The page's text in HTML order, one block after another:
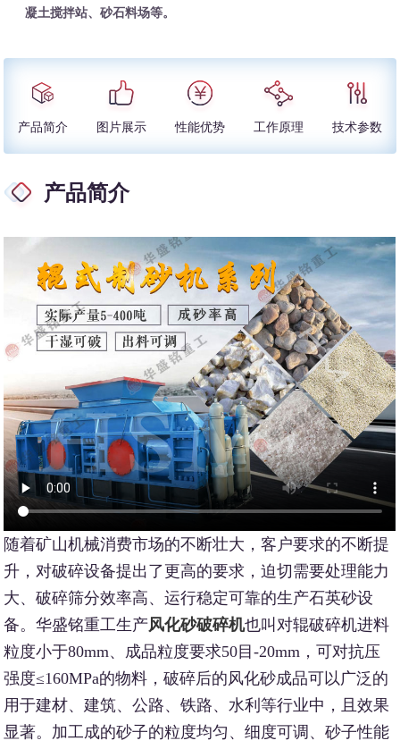
凝土搅拌站、砂石料场等。
产品简介 图片展示 性能优势 工作原理 技术参数
产品简介
随着矿山机械消费市场的不断壮大，客户要求的不断提
升，对破碎设备提出了更高的要求，迫切需要处理能力
大、破碎筛分效率高、运行稳定可靠的生产石英砂设
备。华盛铭重工生产风化砂破碎机也叫对辊破碎机进料
粒度小于80mm、成品粒度要求50目-20mm，可对抗压
强度≤160MPa的物料，破碎后的风化砂成品可以广泛的
用于建材、建筑、公路、铁路、水利等行业中，且效果
显著。加工成的砂子的粒度均匀、细度可调、砂子性能